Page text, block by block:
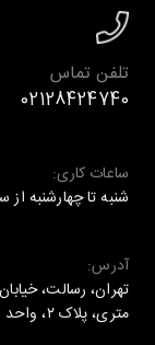
تلفن تماس
02128424740
ساعات کاری:
شنبه تا چهارشنبه از ساعت ۱۰ الی ۱۸؛ پنج شنبه ها از
آدرس:
تهران، رسالت،
متری، پلاک ۲، واحد ۲ (مراجعه با هماهنگی قبلی)